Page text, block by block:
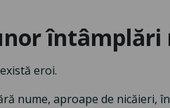
întâmplări
eroi.
nume, aproape de nicăieri,